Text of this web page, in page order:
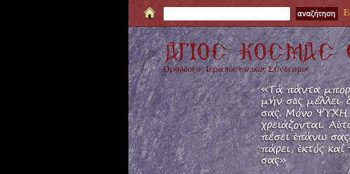
Ορθόδοξος Ιεραποστολικός Σύνδεσμος